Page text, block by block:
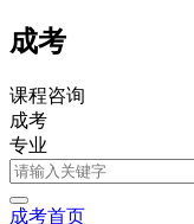
成考
课程咨询
成考
专业
成考首页